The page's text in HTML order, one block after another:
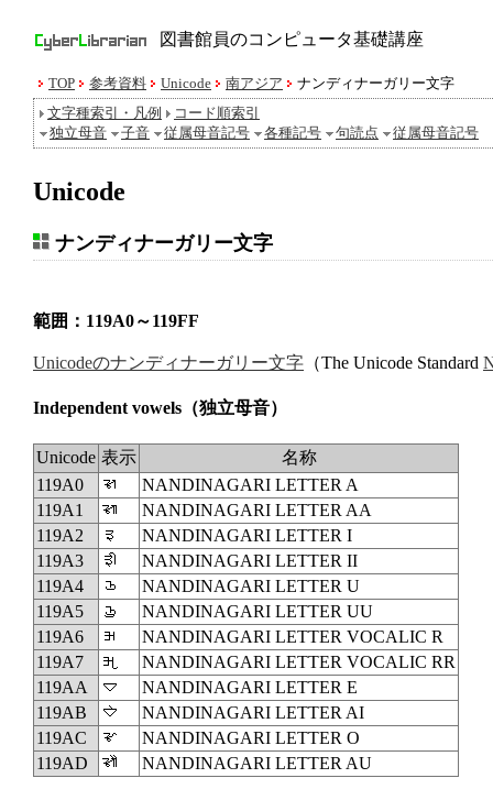
図書館員のコンピュータ基礎講座
TOP 参考資料 Unicode 南アジア
ナンディナーガリー文字
文字種索引・凡例
コード順索引
独立母音
子音 従属母音記号 各種記号 句読点 従属母音記号
Unicode
ナンディナーガリー文字
範囲：119A0～119FF
Unicodeのナンディナーガリー文字 （The Unicode Standard
Independent vowels （独立母音）
Unicode 表示
名称
119A0
𑦠
NANDINAGARI LETTER A
119A1
𑦡
NANDINAGARI LETTER AA
119A2
𑦢
NANDINAGARI LETTER I
119A3
𑦣
NANDINAGARI LETTER II
119A4
𑦤
NANDINAGARI LETTER U
119A5
𑦥
NANDINAGARI LETTER UU
119A6
𑦦
NANDINAGARI LETTER VOCALIC R
119A7
𑦧
NANDINAGARI LETTER VOCALIC RR
119AA
𑦪
NANDINAGARI LETTER E
119AB
𑦫
NANDINAGARI LETTER AI
119AC
𑦬
NANDINAGARI LETTER O
119AD
𑦭 NANDINAGARI LETTER AU